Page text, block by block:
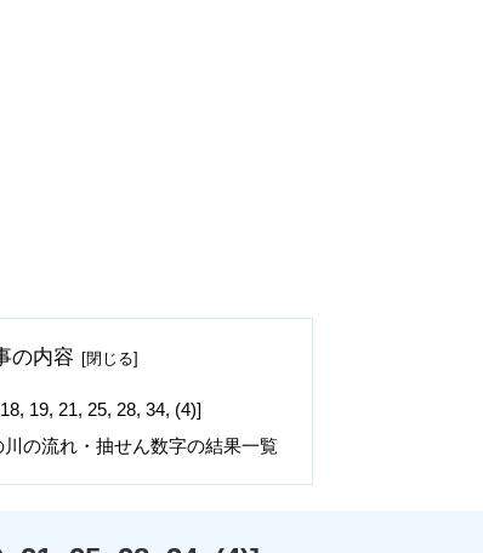
の内容
19, 21, 25, 28, 34, (4)]
の流れ・抽せん数字の結果一覧